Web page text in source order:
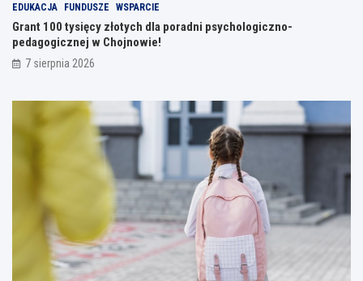
EDUKACJA FUNDUSZE WSPARCIE
Grant 100 tysięcy złotych dla poradni psychologiczno-
pedagogicznej w Chojnowie!
7 sierpnia 2026